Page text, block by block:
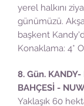
yerel halkını
günümüzü.
başkent
Konaklama: 4*
8. Gün. KANDY-
BAHÇESİ -
Yaklaşık 60